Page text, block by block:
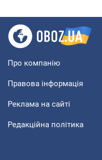
Про компанію
Правова інформація
Реклама на сайті
Редакційна політика